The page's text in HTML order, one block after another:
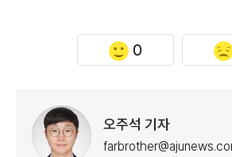
0
오주석 기자